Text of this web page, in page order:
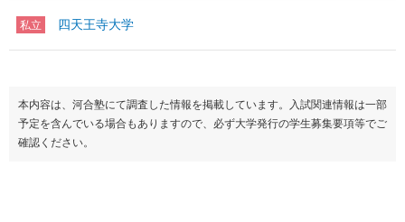
私立 四天王寺大学
本内容は、河合塾にて調査した情報を掲載しています。入試関連情報は一部
予定を含んでいる場合もありますので、必ず大学発行の学生募集要項等でご
確認ください。